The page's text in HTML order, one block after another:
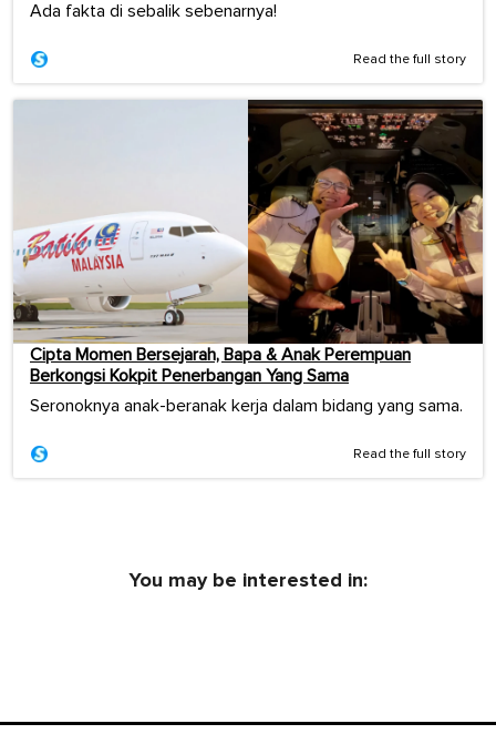
Ada fakta di sebalik sebenarnya!
Read the full story
Cipta Momen Bersejarah, Bapa & Anak Perempuan
Berkongsi Kokpit Penerbangan Yang Sama
Seronoknya anak-beranak kerja dalam bidang yang sama.
Read the full story
You may be interested in: